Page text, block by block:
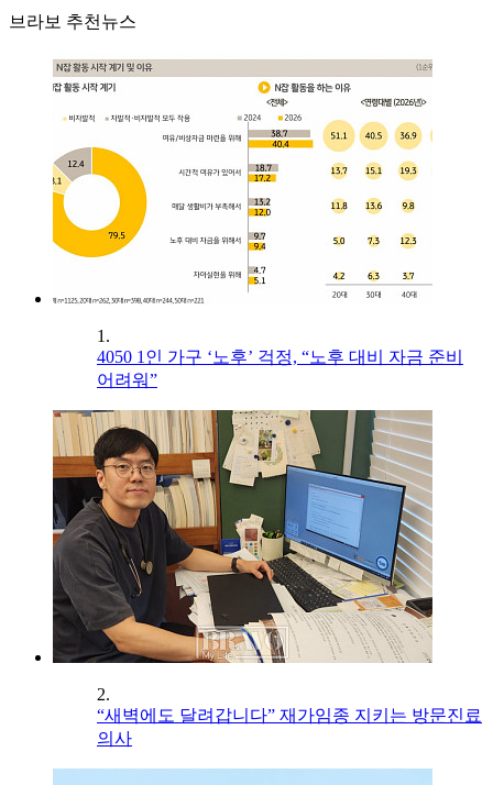
브라보 추천뉴스
1.
4050 1인 가구 ‘노후’ 걱정, “노후 대비 자금 준비
어려워”
2.
“새벽에도 달려갑니다” 재가임종 지키는 방문진료
의사